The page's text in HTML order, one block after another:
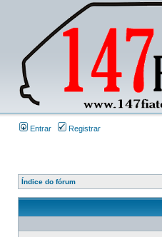
Entrar Registrar
Índice do fórum